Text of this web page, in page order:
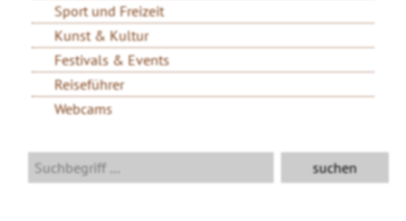
Sport und Freizeit
Kunst & Kultur
Festivals & Events
Reiseführer
Webcams